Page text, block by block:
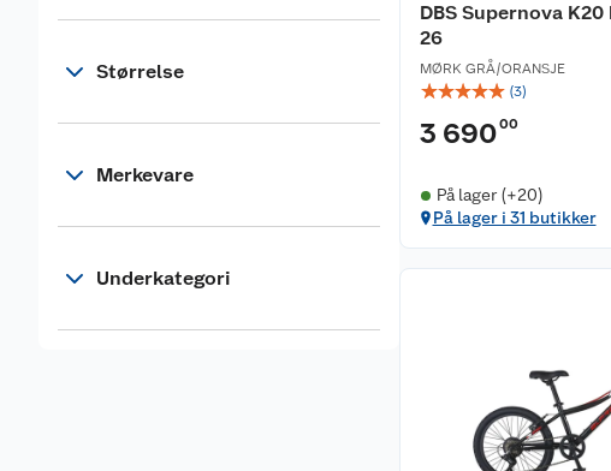
Størrelse
Merkevare
Underkategori
DBS Supernova
26
MØRK GRÅ/ORANSJE
☆☆☆☆☆ (3)
3 69000
På lager (+20)
På lager i 31 butikker